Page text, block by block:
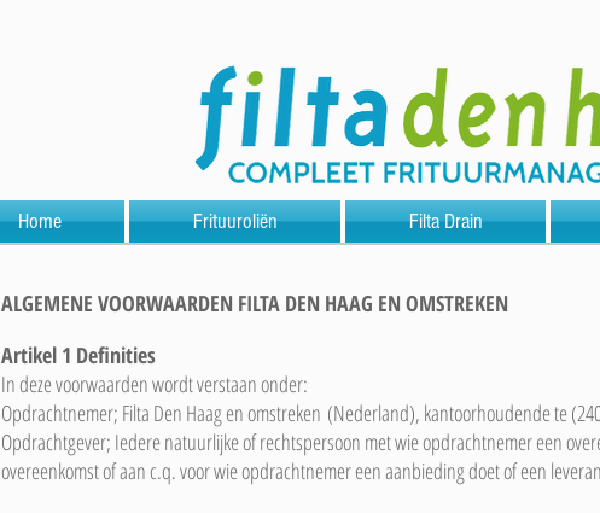
Home Frituuroliën Filta Drain
ALGEMENE VOORWAARDEN FILTA DEN HAAG EN OMSTREKEN
Artikel 1 Definities
In deze voorwaarden wordt verstaan onder:
Opdrachtnemer; Filta Den Haag en omstreken (Nederland), kantoorhoudende te
Opdrachtgever; Iedere natuurlijke of rechtspersoon met wie opdrachtnemer een
overeenkomst of aan c.q. voor wie opdrachtnemer een aanbieding doet of een